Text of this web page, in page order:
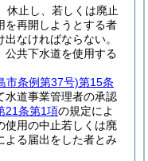
休止し、若しくは廃止
を再開しようとする者
なければならない。
公共下水道を使用する
市条例第37号)第15条
水道事業管理者の承認
21条第1項の規定によ
使用の中止若しくは廃
よる届出をした者とみ